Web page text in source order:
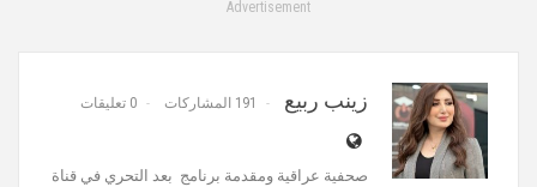
Advertisement
زينب ربيع 191 المشاركات 0 تعليقات
صحفية عراقية ومقدمة برنامج ‎‎‎‎‎ بعد التحري في قناة